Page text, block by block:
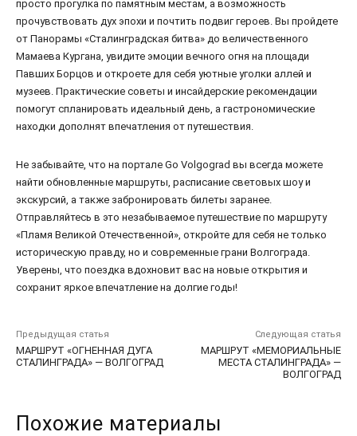
просто прогулка по памятным местам, а возможность
прочувствовать дух эпохи и почтить подвиг героев. Вы пройдете
от Панорамы «Сталинградская битва» до величественного
Мамаева Кургана, увидите эмоции вечного огня на площади
Павших Борцов и откроете для себя уютные уголки аллей и
музеев. Практические советы и инсайдерские рекомендации
помогут спланировать идеальный день, а гастрономические
находки дополнят впечатления от путешествия.
Не забывайте, что на портале Go Volgograd вы всегда можете
найти обновленные маршруты, расписание световых шоу и
экскурсий, а также забронировать билеты заранее.
Отправляйтесь в это незабываемое путешествие по маршруту
«Пламя Великой Отечественной», откройте для себя не только
историческую правду, но и современные грани Волгограда.
Уверены, что поездка вдохновит вас на новые открытия и
сохранит яркое впечатление на долгие годы!
Предыдущая статья
МАРШРУТ «ОГНЕННАЯ ДУГА
СТАЛИНГРАДА» — ВОЛГОГРАД
Следующая статья
МАРШРУТ «МЕМОРИАЛЬНЫЕ
МЕСТА СТАЛИНГРАДА» —
ВОЛГОГРАД
Похожие материалы